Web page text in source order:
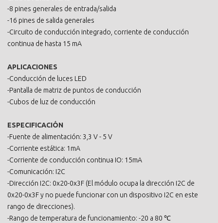
-8 pines generales de entrada/salida
-16 pines de salida generales
-Circuito de conducción integrado, corriente de conducción
continua de hasta 15 mA
APLICACIONES
-Conducción de luces LED
-Pantalla de matriz de puntos de conducción
-Cubos de luz de conducción
ESPECIFICACIÓN
-Fuente de alimentación: 3,3 V - 5 V
-Corriente estática: 1mA
-Corriente de conducción continua IO: 15mA
-Comunicación: I2C
-Dirección I2C: 0x20-0x3F (El módulo ocupa la dirección I2C de
0x20-0x3F y no puede funcionar con un dispositivo I2C en este
rango de direcciones).
-Rango de temperatura de funcionamiento: -20 a 80 ℃